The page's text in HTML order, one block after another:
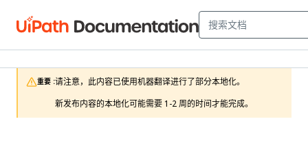
重要 :请注意，此内容已使用机器翻译进行了部分本地化。
新发布内容的本地化可能需要 1-2 周的时间才能完成。